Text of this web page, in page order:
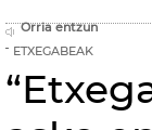
Orria entzun
ETXEGABEAK